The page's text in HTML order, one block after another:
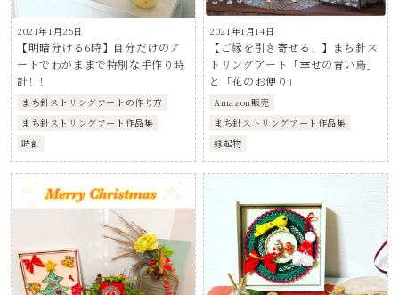
2021年1月25日
【明暗分ける6時】自分だけのア
ートでわがままで特別な手作り時
計！！
まち針ストリングアートの作り方
まち針ストリングアート作品集
時計
2021年1月14日
【ご縁を引き寄せる！】まち針ス
トリングアート「幸せの青い鳥」
と「花のお便り」
Amazon販売
まち針ストリングアート作品集
縁起物